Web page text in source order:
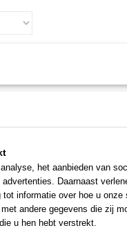
3235K1
het aanbieden van
Daarnaast
informatie over hoe u onze
andere gegevens die zij
u hen hebt verstrekt.